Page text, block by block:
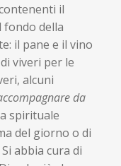
il
fondo della
il pane e il vino
viveri per le
alcuni
da
spirituale
del giorno o di
abbia cura di